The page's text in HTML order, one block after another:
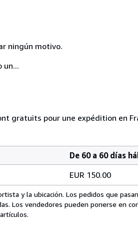
ningún motivo.
un...
gratuits pour une expédition en
De 60 a 60 días
EUR 150.00
y la ubicación. Los pedidos que
Los vendedores pueden ponerse en